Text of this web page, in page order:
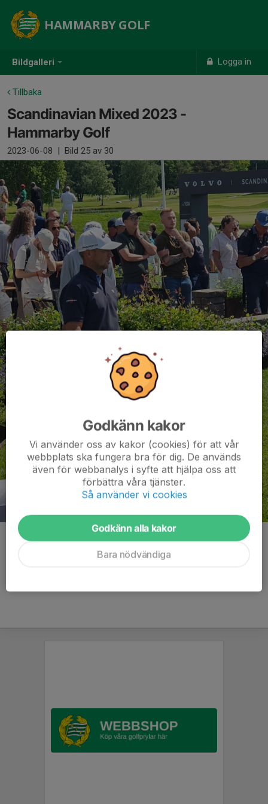
Bildgalleri Logga in
HAMMARBY GOLF
Tillbaka
Scandinavian Mixed 2023 -
Hammarby Golf
2023-06-08 | Bild 25 av 30
Kommentarer
Godkänn kakor
Vi använder oss av kakor (cookies) för att vår
webbplats ska fungera bra för dig. De används
även för webbanalys i syfte att hjälpa oss att
förbättra våra tjänster.
Så använder vi cookies
Godkänn alla kakor
Bara nödvändiga